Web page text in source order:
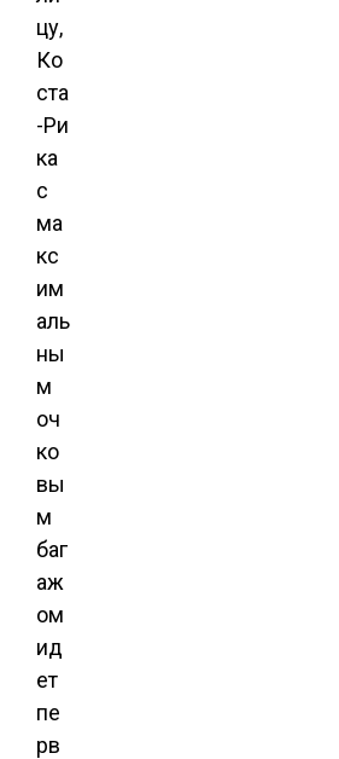
цу,
Ко
ста
-Ри
ка
с
ма
кс
им
аль
ны
м
оч
ко
вы
м
баг
аж
ом
ид
ет
пе
рв